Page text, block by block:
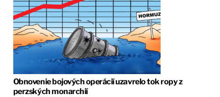
Obnovenie bojových operácií uzavrelo tok ropy z
perzských monarchií